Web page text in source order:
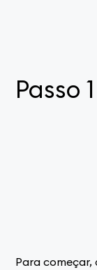
Passo 1
Para começar,